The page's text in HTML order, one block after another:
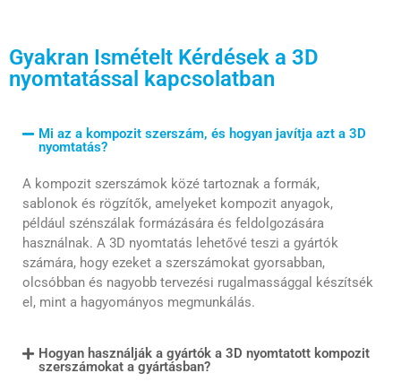
Gyakran Ismételt Kérdések a 3D
nyomtatással kapcsolatban
Mi az a kompozit szerszám, és hogyan javítja azt a 3D
nyomtatás?
A kompozit szerszámok közé tartoznak a formák,
sablonok és rögzítők, amelyeket kompozit anyagok,
például szénszálak formázására és feldolgozására
használnak. A 3D nyomtatás lehetővé teszi a gyártók
számára, hogy ezeket a szerszámokat gyorsabban,
olcsóbban és nagyobb tervezési rugalmassággal készítsék
el, mint a hagyományos megmunkálás.
Hogyan használják a gyártók a 3D nyomtatott kompozit
szerszámokat a gyártásban?